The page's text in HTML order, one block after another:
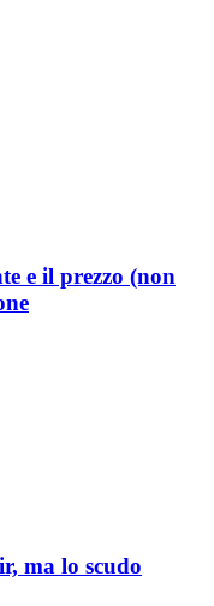
e il prezzo (non
ma lo scudo